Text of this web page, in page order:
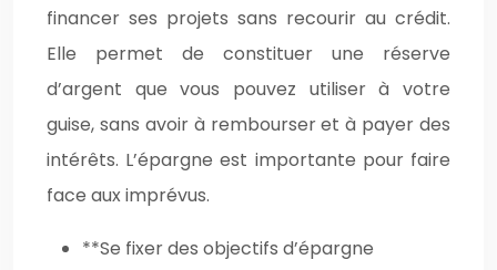
financer ses projets sans recourir au crédit.
Elle permet de constituer une réserve
d’argent que vous pouvez utiliser à votre
guise, sans avoir à rembourser et à payer des
intérêts. L’épargne est importante pour faire
face aux imprévus.
**Se fixer des objectifs d’épargne